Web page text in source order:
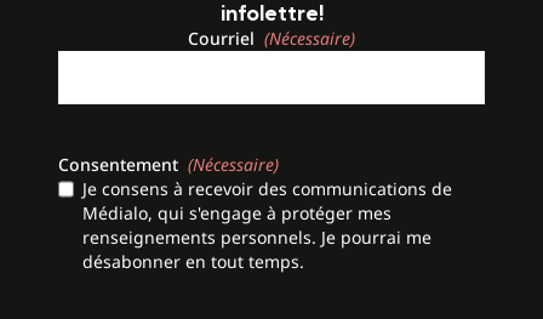
infolettre!
Courriel (Nécessaire)
Consentement (Nécessaire)
Je consens à recevoir des communications de
Médialo, qui s'engage à protéger mes
renseignements personnels. Je pourrai me
désabonner en tout temps.